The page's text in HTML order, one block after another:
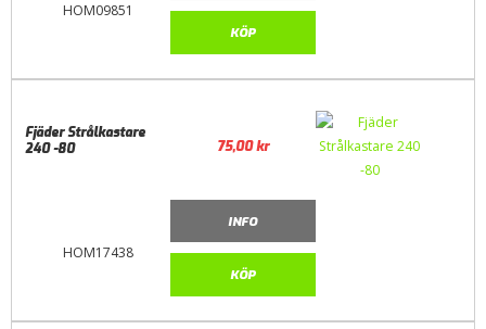
HOM09851
KÖP
HOM17438
Fjäder Strålkastare
240 -80
75,00kr
INFO
KÖP